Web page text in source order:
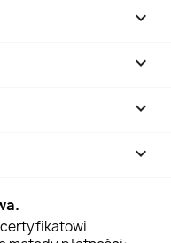


keyboard_arrow_down
